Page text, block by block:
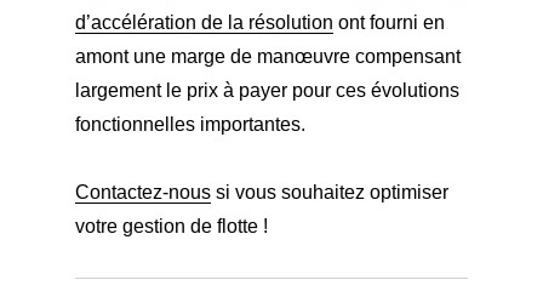
d’accélération de la résolution ont fourni en
amont une marge de manœuvre compensant
largement le prix à payer pour ces évolutions
fonctionnelles importantes.
Contactez-noussi vous souhaitez optimiser
votre gestion de flotte !